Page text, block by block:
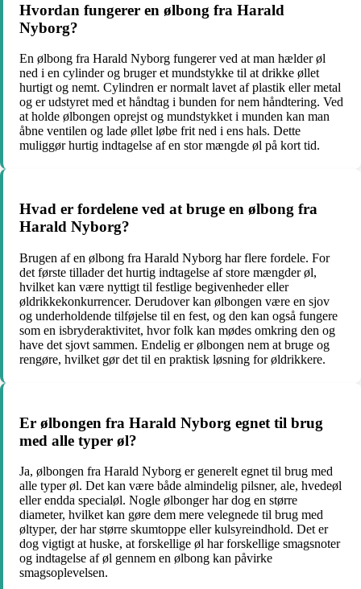
Hvordan fungerer en ølbong fra Harald
Nyborg?
En ølbong fra Harald Nyborg fungerer ved at man hælder øl
ned i en cylinder og bruger et mundstykke til at drikke øllet
hurtigt og nemt. Cylindren er normalt lavet af plastik eller metal
og er udstyret med et håndtag i bunden for nem håndtering. Ved
at holde ølbongen oprejst og mundstykket i munden kan man
åbne ventilen og lade øllet løbe frit ned i ens hals. Dette
muliggør hurtig indtagelse af en stor mængde øl på kort tid.
Hvad er fordelene ved at bruge en ølbong fra
Harald Nyborg?
Brugen af en ølbong fra Harald Nyborg har flere fordele. For
det første tillader det hurtig indtagelse af store mængder øl,
hvilket kan være nyttigt til festlige begivenheder eller
øldrikkekonkurrencer. Derudover kan ølbongen være en sjov
og underholdende tilføjelse til en fest, og den kan også fungere
som en isbryderaktivitet, hvor folk kan mødes omkring den og
have det sjovt sammen. Endelig er ølbongen nem at bruge og
rengøre, hvilket gør det til en praktisk løsning for øldrikkere.
Er ølbongen fra Harald Nyborg egnet til brug
med alle typer øl?
Ja, ølbongen fra Harald Nyborg er generelt egnet til brug med
alle typer øl. Det kan være både almindelig pilsner, ale, hvedeøl
eller endda specialøl. Nogle ølbonger har dog en større
diameter, hvilket kan gøre dem mere velegnede til brug med
øltyper, der har større skumtoppe eller kulsyreindhold. Det er
dog vigtigt at huske, at forskellige øl har forskellige smagsnoter
og indtagelse af øl gennem en ølbong kan påvirke
smagsoplevelsen.